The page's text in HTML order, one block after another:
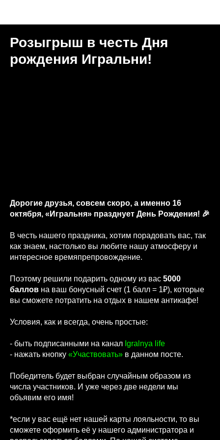
Розыгрыш в честь Дня
рождения Игральни!
Дорогие друзья, совсем скоро, а именно 16
октября, «Игральня» празднует День Рождения! 🎉
В честь нашего праздника, хотим порадовать вас, так
как знаем, настолько вы любите нашу атмосферу и
интересное времяпрепровождение.
Поэтому решили подарить одному из вас 5000
баллов на ваш бонусный счет (1 балл = 1₽), которые
вы сможете потратить на отдых в нашем антикафе!
Условия, как и всегда, очень простые:
- быть подписанными на канал Igralnya life
- нажать кнопку «Участвовать» в данном посте.
Победитель будет выбран случайным образом из
числа участников. И уже через две недели мы
объявим его имя!
*если у вас ещё нет нашей карты лояльности, то вы
сможете оформить её у нашего администратора и